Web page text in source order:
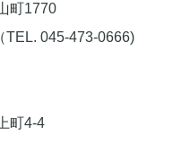
町1770
045-473-0666)
町4-4